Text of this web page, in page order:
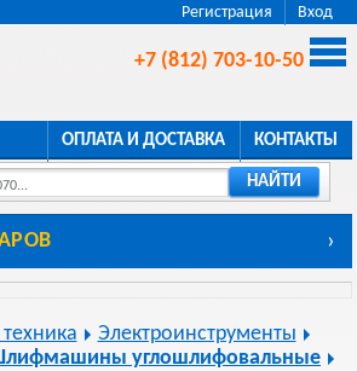
Регистрация Вход
+7 (812) 703-10-50
ОПЛАТА И ДОСТАВКА КОНТАКТЫ
НАЙТИ
›
Электроинструменты
углошлифовальные